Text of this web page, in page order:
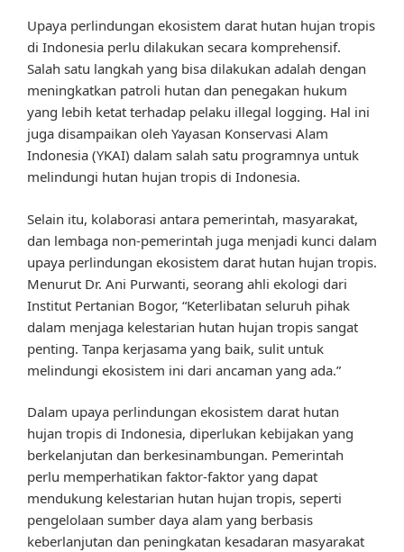
Upaya perlindungan ekosistem darat hutan hujan tropis
di Indonesia perlu dilakukan secara komprehensif.
Salah satu langkah yang bisa dilakukan adalah dengan
meningkatkan patroli hutan dan penegakan hukum
yang lebih ketat terhadap pelaku illegal logging. Hal ini
juga disampaikan oleh Yayasan Konservasi Alam
Indonesia (YKAI) dalam salah satu programnya untuk
melindungi hutan hujan tropis di Indonesia.
Selain itu, kolaborasi antara pemerintah, masyarakat,
dan lembaga non-pemerintah juga menjadi kunci dalam
upaya perlindungan ekosistem darat hutan hujan tropis.
Menurut Dr. Ani Purwanti, seorang ahli ekologi dari
Institut Pertanian Bogor, “Keterlibatan seluruh pihak
dalam menjaga kelestarian hutan hujan tropis sangat
penting. Tanpa kerjasama yang baik, sulit untuk
melindungi ekosistem ini dari ancaman yang ada.”
Dalam upaya perlindungan ekosistem darat hutan
hujan tropis di Indonesia, diperlukan kebijakan yang
berkelanjutan dan berkesinambungan. Pemerintah
perlu memperhatikan faktor-faktor yang dapat
mendukung kelestarian hutan hujan tropis, seperti
pengelolaan sumber daya alam yang berbasis
keberlanjutan dan peningkatan kesadaran masyarakat